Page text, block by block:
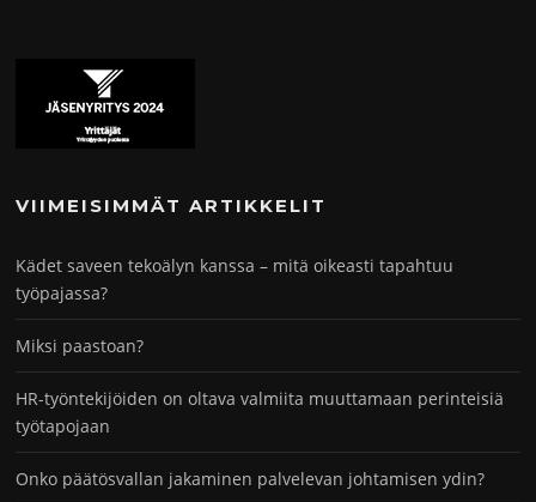
VIIMEISIMMÄT ARTIKKELIT
Kädet saveen tekoälyn kanssa – mitä oikeasti tapahtuu
työpajassa?
Miksi paastoan?
HR-työntekijöiden on oltava valmiita muuttamaan perinteisiä
työtapojaan
Onko päätösvallan jakaminen palvelevan johtamisen ydin?